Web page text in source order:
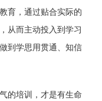
育，通过贴合实际的
从而主动投入到学习
到学思用贯通、知信
的培训，才是有生命